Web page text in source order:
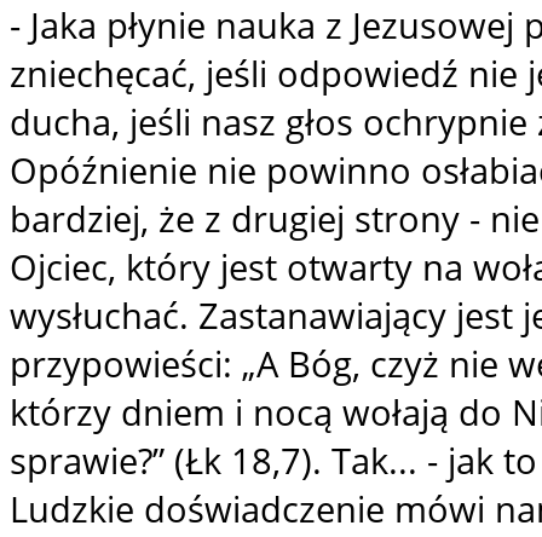
- Jaka płynie nauka z
zniechęcać, jeśli odpowiedź
ducha, jeśli nasz głos
Opóźnienie nie powinno
bardziej, że z drugiej strony -
Ojciec, który jest otwarty na
wysłuchać. Zastanawiający jest
przypowieści: „A Bóg, czyż nie
którzy dniem i nocą wołają do
sprawie?” (Łk 18,7). Tak... - jak
Ludzkie doświadczenie mówi